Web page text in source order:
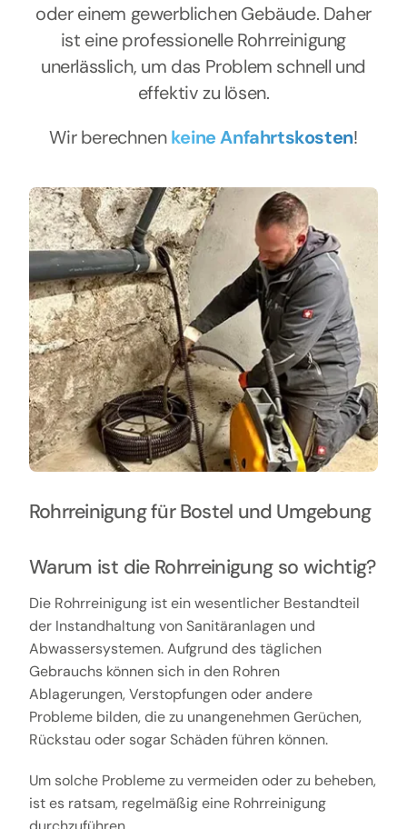
oder einem gewerblichen Gebäude. Daher
ist eine professionelle Rohrreinigung
unerlässlich, um das Problem schnell und
effektiv zu lösen.
Wir berechnenkeine Anfahrtskosten!
Rohrreinigung für Bostel und Umgebung
Warum ist die Rohrreinigung so wichtig?
Die Rohrreinigung ist ein wesentlicher Bestandteil
der Instandhaltung von Sanitäranlagen und
Abwassersystemen. Aufgrund des täglichen
Gebrauchs können sich in den Rohren
Ablagerungen, Verstopfungen oder andere
Probleme bilden, die zu unangenehmen Gerüchen,
Rückstau oder sogar Schäden führen können.
Um solche Probleme zu vermeiden oder zu beheben,
ist es ratsam, regelmäßig eine Rohrreinigung